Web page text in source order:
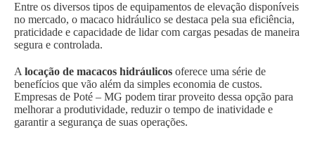
Entre os diversos tipos de equipamentos de elevação disponíveis
no mercado, o macaco hidráulico se destaca pela sua eficiência,
praticidade e capacidade de lidar com cargas pesadas de maneira
segura e controlada.
A locação de macacos hidráulicos oferece uma série de
benefícios que vão além da simples economia de custos.
Empresas de Poté – MG podem tirar proveito dessa opção para
melhorar a produtividade, reduzir o tempo de inatividade e
garantir a segurança de suas operações.